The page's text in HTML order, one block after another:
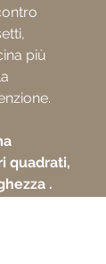
più
quadrati,
.